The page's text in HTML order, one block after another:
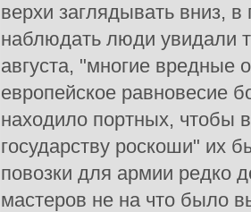
верхи заглядывать вниз,
наблюдать люди увидали
августа, "многие вредные
европейское равновесие
находило портных, чтобы
государству роскоши" их
повозки для армии редко
мастеров не на что было